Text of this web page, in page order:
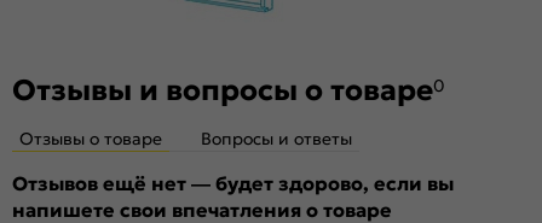
Композитный мебельный щит на основе
Отзывы и вопросы о товаре0
Отзывы о товаре Вопросы и ответы
Отзывов ещё нет — будет здорово, если вы
напишете свои впечатления о товаре